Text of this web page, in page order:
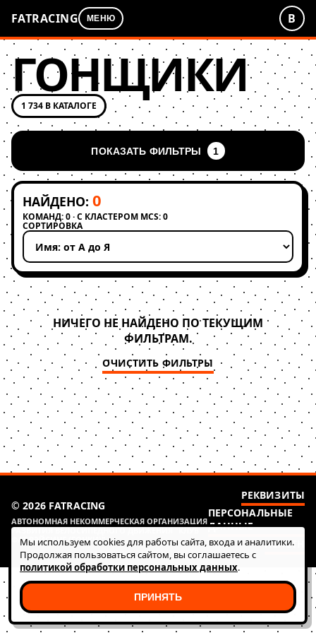
FATRACING МЕНЮ В
ГОНЩИКИ
1 734 В КАТАЛОГЕ
ПОКАЗАТЬ ФИЛЬТРЫ 1
НАЙДЕНО: 0
КОМАНД: 0 · С КЛАСТЕРОМ MCS: 0
СОРТИРОВКА
Применить сортировку
НИЧЕГО НЕ НАЙДЕНО ПО ТЕКУЩИМ
ФИЛЬТРАМ.
ОЧИСТИТЬ ФИЛЬТРЫ
© 2026 FATRACING
АВТОНОМНАЯ НЕКОММЕРЧЕСКАЯ ОРГАНИЗАЦИЯ
РАЗВИТИЯ ВЕЛОСИПЕДНОГО ДВИЖЕНИЯ "КЛУБ
ФАТ РЭЙСИНГ (ГОНКИ)"
РЕКВИЗИТЫ
ПЕРСОНАЛЬНЫЕ
ДАННЫЕ
HEALTH
Мы используем cookies для работы сайта, входа и аналитики.
Продолжая пользоваться сайтом, вы соглашаетесь с
политикой обработки персональных данных.
ПРИНЯТЬ